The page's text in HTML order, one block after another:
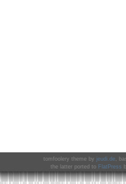
tomfoolery theme by jeudi.de,
the latter ported to FlatPress